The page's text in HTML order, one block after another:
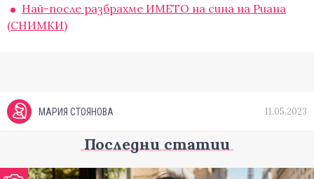
Най-после разбрахме ИМЕТО на сина на Риана
(СНИМКИ)
МАРИЯ СТОЯНОВА 11.05.2023
Последни статии